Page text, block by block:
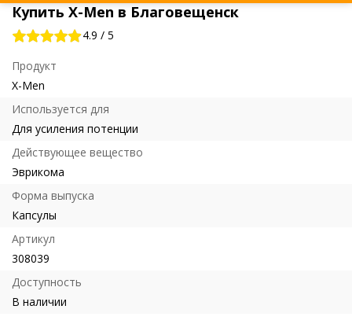
Купить X-Men в Благовещенск
4.9 / 5
Продукт
X-Men
Используется для
Для усиления потенции
Действующее вещество
Эврикома
Форма выпуска
Капсулы
Артикул
308039
Доступность
В наличии